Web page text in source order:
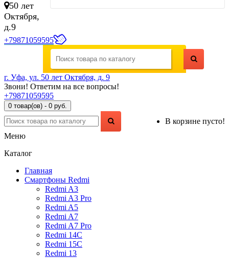
50 лет
Октября,
д.9
+79871059595
г. Уфа, ул. 50 лет Октября, д. 9
Звони! Ответим на все вопросы!
+79871059595
0 товар(ов) - 0 руб.
В корзине пусто!
Меню
Каталог
Главная
Смартфоны Redmi
Redmi A3
Redmi A3 Pro
Redmi A5
Redmi A7
Redmi A7 Pro
Redmi 14C
Redmi 15C
Redmi 13